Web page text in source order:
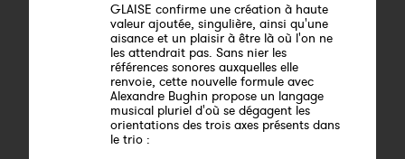
GLAISE confirme une création à haute
valeur ajoutée, singulière, ainsi qu'une
aisance et un plaisir à être là où l'on ne
les attendrait pas. Sans nier les
références sonores auxquelles elle
renvoie, cette nouvelle formule avec
Alexandre Bughin propose un langage
musical pluriel d'où se dégagent les
orientations des trois axes présents dans
le trio :